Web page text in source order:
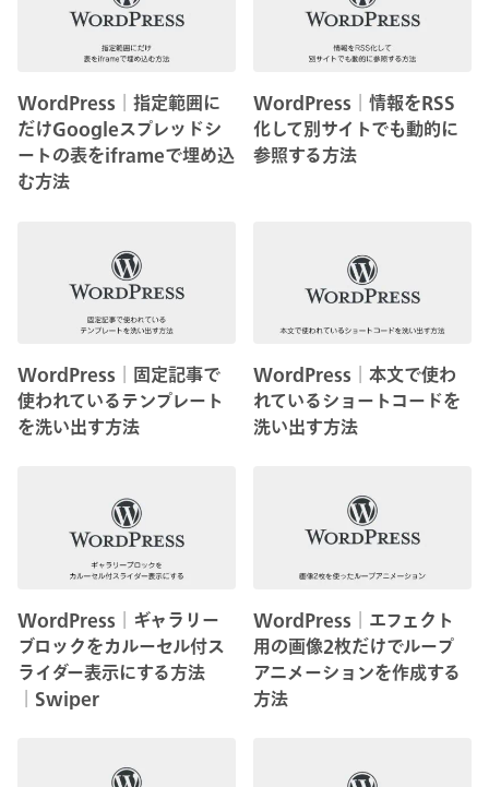
WordPress│指定範囲に
だけGoogleスプレッドシ
ートの表をiframeで埋め込
む方法
WordPress│情報をRSS
化して別サイトでも動的に
参照する方法
WordPress│固定記事で
使われているテンプレート
を洗い出す方法
WordPress│本文で使わ
れているショートコードを
洗い出す方法
WordPress│ギャラリー
ブロックをカルーセル付ス
ライダー表示にする方法
│Swiper
WordPress│エフェクト
用の画像2枚だけでループ
アニメーションを作成する
方法